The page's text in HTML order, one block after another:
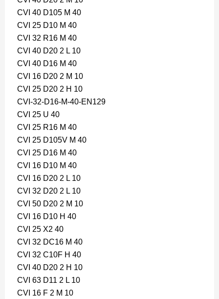
CVI 40 D105 M 40
CVI 25 D10 M 40
CVI 32 R16 M 40
CVI 40 D20 2 L 10
CVI 40 D16 M 40
CVI 16 D20 2 M 10
CVI 25 D20 2 H 10
CVI-32-D16-M-40-EN129
CVI 25 U 40
CVI 25 R16 M 40
CVI 25 D105V M 40
CVI 25 D16 M 40
CVI 16 D10 M 40
CVI 16 D20 2 L 10
CVI 32 D20 2 L 10
CVI 50 D20 2 M 10
CVI 16 D10 H 40
CVI 25 X2 40
CVI 32 DC16 M 40
CVI 32 C10F H 40
CVI 40 D20 2 H 10
CVI 63 D11 2 L 10
CVI 16 F 2 M 10